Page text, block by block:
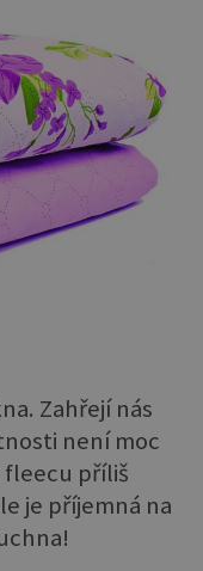
Zahřejí nás
není moc
fleecu příliš
je příjemná na